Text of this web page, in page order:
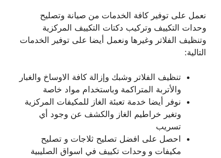
نعمل على توفير كافة الخدمات من صيانة وتصليح
وحدات التكييف وتركيب دكتات التكييف المركزية
وتنظيف الفلاتر وغيرها ونعمل أيضا على توفير الخدمات
التالية:
تنظيف الفلاتر وشبك وإزالة كافة الاوساخ والغبار
والأتربة المتراكمة وباستخدام مواد خاصة
نوفر أيضا خدمة تعبئة الغاز للمكيفات المركزية
وتغير خراطيم الغاز والكشف عن وجود أي
تسريب
احصل على افضل تصليح ثلاجات و تصليح
مكيفات و وحدات تكييف في اسواق الصليبية